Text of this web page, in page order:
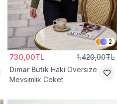
2
730,00TL 1.420,00TL
Dimar Butik Haki Oversize
Mevsimlik Ceket